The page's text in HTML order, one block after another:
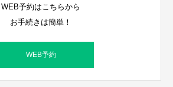
WEB予約はこちらから
お手続きは簡単！
WEB予約